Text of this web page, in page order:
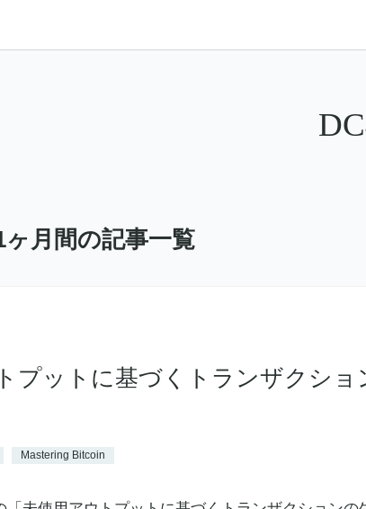
月間の記事一覧
プットに基づくトランザクショ
Mastering Bitcoin